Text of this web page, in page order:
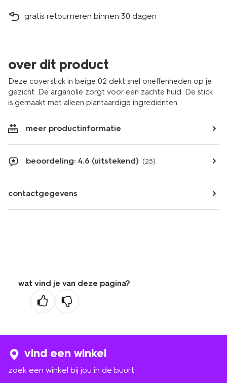
gratis retourneren binnen 30 dagen
over dit product
Deze coverstick in beige 02 dekt snel oneffenheden op je
gezicht. De arganolie zorgt voor een zachte huid. De stick
is gemaakt met alleen plantaardige ingrediënten.
meer productinformatie
beoordeling: 4.6 (uitstekend) (25)
contactgegevens
wat vind je van deze pagina?
vind een winkel
zoek een winkel bij jou in de buurt